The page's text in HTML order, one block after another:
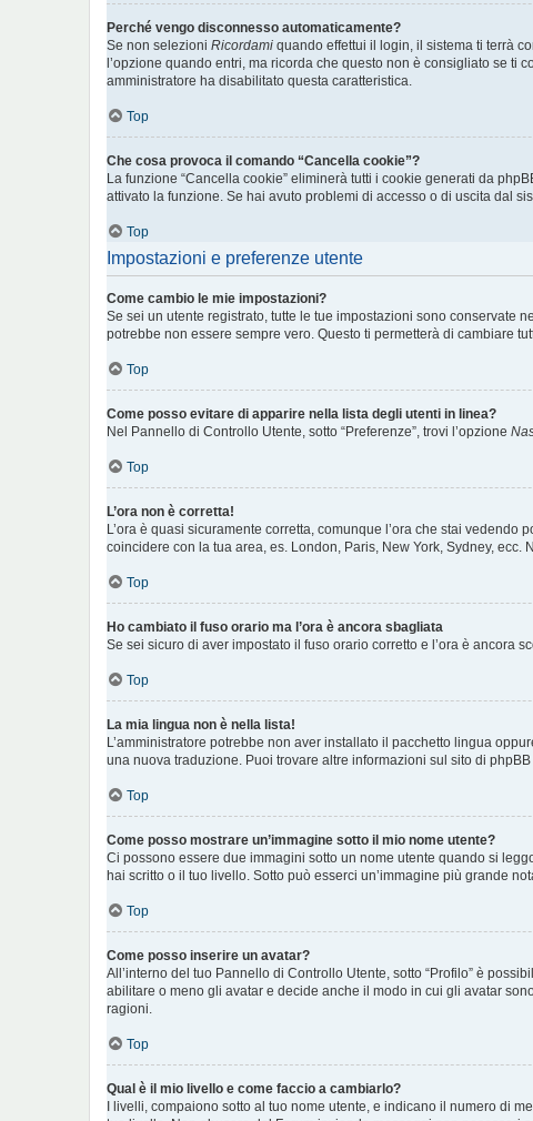
Perché vengo disconnesso automaticamente?
Se non selezioni Ricordami quando effettui il login, il sistema ti terrà
l’opzione quando entri, ma ricorda che questo non è consigliato se ti
amministratore ha disabilitato questa caratteristica.
Top
Che cosa provoca il comando “Cancella cookie”?
La funzione “Cancella cookie” eliminerà tutti i cookie generati da
attivato la funzione. Se hai avuto problemi di accesso o di uscita dal
Top
Impostazioni e preferenze utente
Come cambio le mie impostazioni?
Se sei un utente registrato, tutte le tue impostazioni sono conservate
potrebbe non essere sempre vero. Questo ti permetterà di cambiare
Top
Come posso evitare di apparire nella lista degli utenti in linea?
Nel Pannello di Controllo Utente, sotto “Preferenze”, trovi l’opzione
Top
L’ora non è corretta!
L’ora è quasi sicuramente corretta, comunque l’ora che stai
coincidere con la tua area, es. London, Paris, New York, Sydney,
Top
Ho cambiato il fuso orario ma l’ora è ancora sbagliata
Se sei sicuro di aver impostato il fuso orario corretto e l’ora è ancora
Top
La mia lingua non è nella lista!
L’amministratore potrebbe non aver installato il pacchetto lingua
una nuova traduzione. Puoi trovare altre informazioni sul sito di
Top
Come posso mostrare un’immagine sotto il mio nome utente?
Ci possono essere due immagini sotto un nome utente quando si
hai scritto o il tuo livello. Sotto può esserci un’immagine più grande
Top
Come posso inserire un avatar?
All’interno del tuo Pannello di Controllo Utente, sotto “Profilo” è
abilitare o meno gli avatar e decide anche il modo in cui gli avatar
ragioni.
Top
Qual è il mio livello e come faccio a cambiarlo?
I livelli, compaiono sotto al tuo nome utente, e indicano il numero di